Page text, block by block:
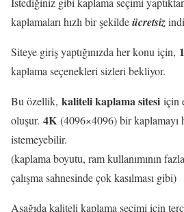
kaplamaları hızlı bir şekildeücretsiz
Siteye giriş yaptığınızda her konu için,
kaplama seçenekleri sizleri bekliyor.
Bu özellik, kaliteli kaplama sitesi için
oluşur. 4K (4096×4096) bir kaplamayı
istemeyebilir.
(kaplama boyutu, ram kullanımının
çalışma sahnesinde çok kasılması gibi)
Aşağıda kaliteli kaplama seçimi için